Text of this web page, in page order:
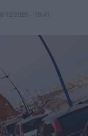
08/12/2025 - 18:41